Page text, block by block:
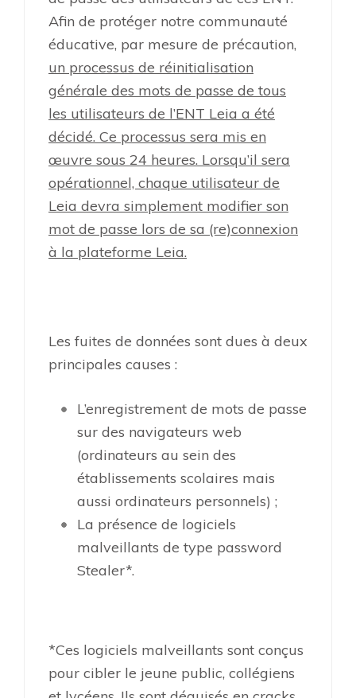
Afin de protéger notre communauté
éducative, par mesure de précaution,
un processus de réinitialisation
générale des mots de passe de tous
les utilisateurs de l’ENT Leia a été
décidé. Ce processus sera mis en
œuvre sous 24 heures. Lorsqu’il sera
opérationnel, chaque utilisateur de
Leia devra simplement modifier son
mot de passe lors de sa (re)connexion
à la plateforme Leia.
Les fuites de données sont dues à deux
principales causes :
L’enregistrement de mots de passe
sur des navigateurs web
(ordinateurs au sein des
établissements scolaires mais
aussi ordinateurs personnels) ;
La présence de logiciels
malveillants de type password
Stealer*.
*Ces logiciels malveillants sont conçus
pour cibler le jeune public, collégiens